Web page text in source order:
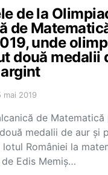
de la
de
unde
două medalii
mai 2019
de
medalii de aur și
României la
Edis Memiș…